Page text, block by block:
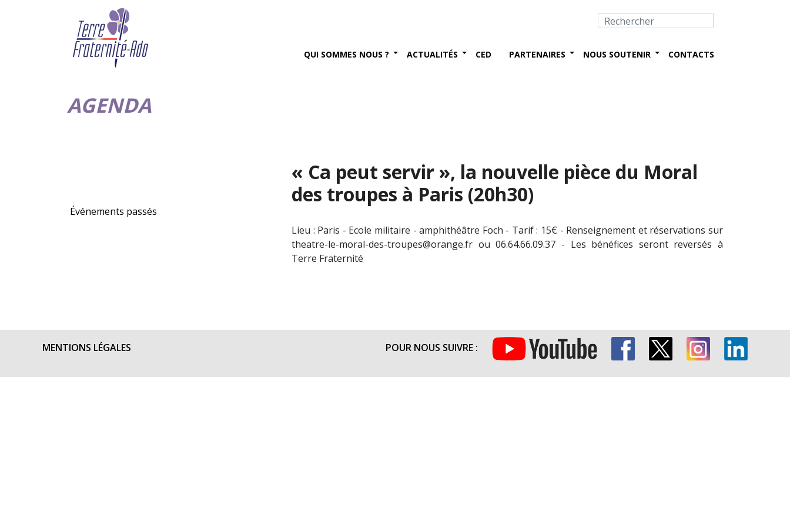
QUI SOMMES NOUS ? ACTUALITÉS CED PARTENAIRES NOUS SOUTENIR CONTACTS
AGENDA
Événements passés
« Ca peut servir », la nouvelle pièce du Moral
des troupes à Paris (20h30)
Lieu : Paris - Ecole militaire - amphithéâtre Foch - Tarif : 15€ - Renseignement et réservations sur
theatre-le-moral-des-troupes@orange.fr ou 06.64.66.09.37 - Les bénéfices seront reversés à
Terre Fraternité
MENTIONS LÉGALES POUR NOUS SUIVRE :